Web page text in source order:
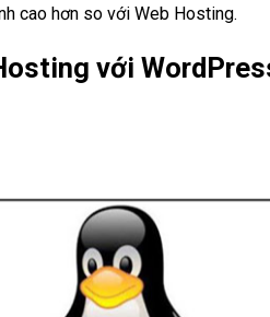
cao hơn so với Web Hosting.
với